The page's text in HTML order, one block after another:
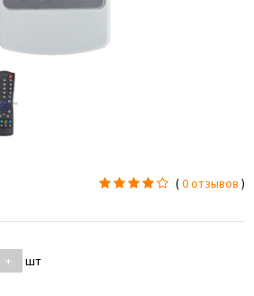
(0 отзывов )
+ шт